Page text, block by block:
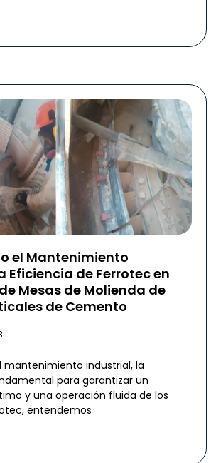
el Mantenimiento
Eficiencia de Ferrotec en
Mesas de Molienda de
de Cemento
mantenimiento industrial, la
para garantizar un
y una operación fluida de los
entendemos